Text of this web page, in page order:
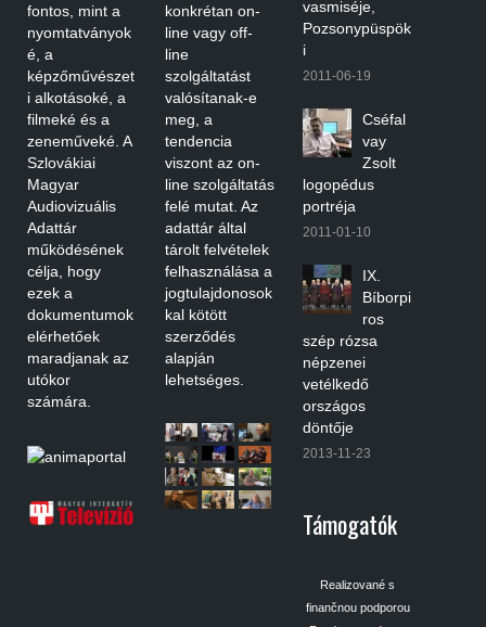
fontos, mint a
nyomtatványok
é, a
képzőművészet
i alkotásoké, a
filmeké és a
zeneműveké. A
Szlovákiai
Magyar
Audiovizuális
Adattár
működésének
célja, hogy
ezek a
dokumentumok
elérhetőek
maradjanak az
utókor
számára.
konkrétan on-
line vagy off-
line
szolgáltatást
valósítanak-e
meg, a
tendencia
viszont az on-
line szolgáltatás
felé mutat. Az
adattár által
tárolt felvételek
felhasználása a
jogtulajdonosok
kal kötött
szerződés
alapján
lehetséges.
vasmiséje,
Pozsonypüspök
i
2011-06-19
Cséfal
vay
Zsolt
logopédus
portréja
2011-01-10
IX.
Bíborpi
ros
szép rózsa
népzenei
vetélkedő
országos
döntője
2013-11-23
Támogatók
Realizované s
finančnou podporou